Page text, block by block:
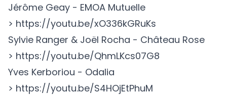
Jérôme Geay - EMOA Mutuelle
> https://youtu.be/xO336kGRuKs
Sylvie Ranger & Joël Rocha - Château Rose
> https://youtu.be/QhmLKcs07G8
Yves Kerboriou - Odalia
> https://youtu.be/S4HOjEtPhuM